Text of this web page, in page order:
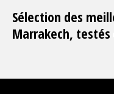
Sélection des
Marrakech,